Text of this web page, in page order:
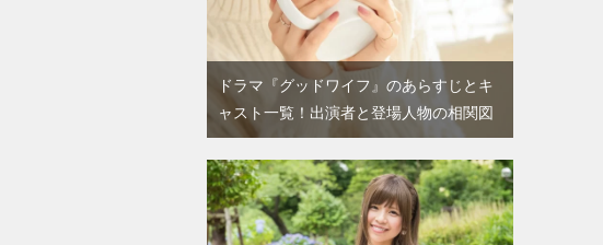
ドラマ『グッドワイフ』のあらすじとキ
ャスト一覧！出演者と登場人物の相関図